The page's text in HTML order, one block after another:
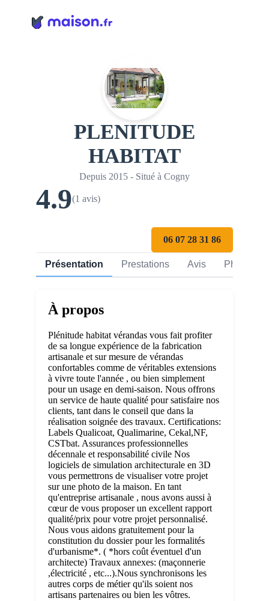
PLENITUDE
HABITAT
Depuis 2015 - Situé à Cogny
4.9(1 avis)
06 07 28 31 86
Présentation Prestations Avis Photos
À propos
Plénitude habitat vérandas vous fait profiter
de sa longue expérience de la fabrication
artisanale et sur mesure de vérandas
confortables comme de véritables extensions
à vivre toute l'année , ou bien simplement
pour un usage en demi-saison. Nous offrons
un service de haute qualité pour satisfaire nos
clients, tant dans le conseil que dans la
réalisation soignée des travaux. Certifications:
Labels Qualicoat, Qualimarine, Cekal,NF,
CSTbat. Assurances professionnelles
décennale et responsabilité civile Nos
logiciels de simulation architecturale en 3D
vous permettrons de visualiser votre projet
sur une photo de la maison. En tant
qu'entreprise artisanale , nous avons aussi à
cœur de vous proposer un excellent rapport
qualité/prix pour votre projet personnalisé.
Nous vous aidons gratuitement pour la
constitution du dossier pour les formalités
d'urbanisme*. ( *hors coût éventuel d'un
architecte) Travaux annexes: (maçonnerie
,électricité , etc...).Nous synchronisons les
autres corps de métier qu'ils soient nos
artisans partenaires ou bien les vôtres.